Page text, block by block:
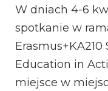
W dniach 4-6
spotkanie w
Erasmus+KA210
Education in
miejsce w